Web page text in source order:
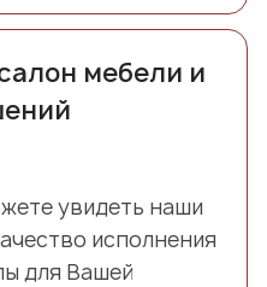
мебели и
увидеть наши
исполнения
для Вашей